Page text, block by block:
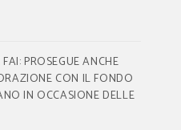
PROSEGUE ANCHE
CON IL FONDO
IN OCCASIONE DELLE